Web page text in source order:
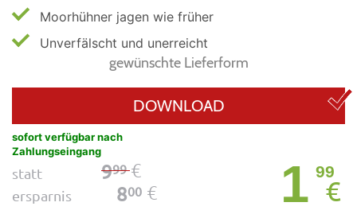
Moorhühner jagen wie früher
Unverfälscht und unerreicht
gewünschte Lieferform
DOWNLOAD
sofort verfügbar nach
Zahlungseingang
statt 999€
ersparnis 800 € 1 99
€